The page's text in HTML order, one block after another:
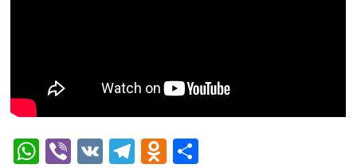
WhatsApp
Viber
VK Telegram
Odnoklassniki